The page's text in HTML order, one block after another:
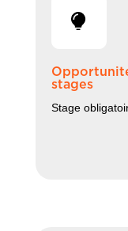
stages
Stage